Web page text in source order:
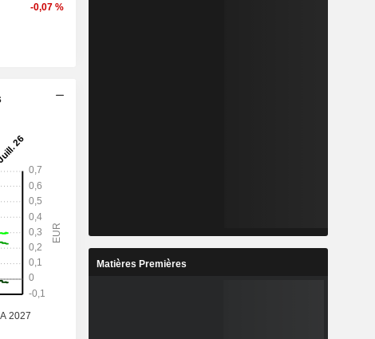
-0,07 %
Matières Premières